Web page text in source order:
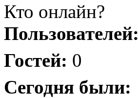
Кто онлайн?
Пользователей:
Гостей: 0
Сегодня были: